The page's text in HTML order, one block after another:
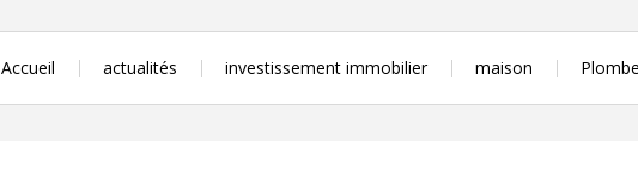
Accueil actualités investissement immobilier maison